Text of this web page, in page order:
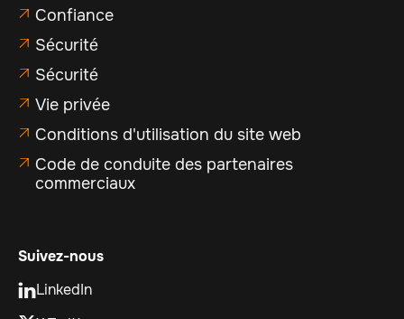
 Confiance
 Sécurité
 Sécurité
 Vie privée
 Conditions d'utilisation du site web
 Code de conduite des partenaires
commerciaux
Suivez-nous
LinkedIn